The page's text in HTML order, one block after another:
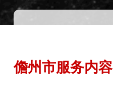
儋州市服务内容